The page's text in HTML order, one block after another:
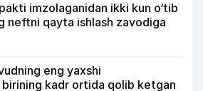
imzolaganidan ikki kun o‘tib
neftni qayta ishlash zavodiga
eng yaxshi
kadr ortida qolib ketgan